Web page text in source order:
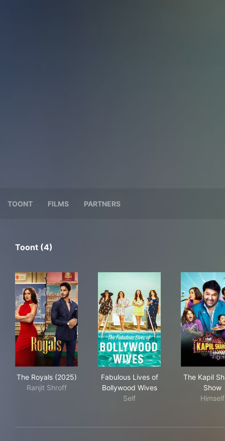
TOONT FILMS PARTNERS
Toont (4)
The Royals (2025)
Ranjit Shroff
Fabulous Lives of
Bollywood Wives
Self
The Kapil
Show
Himself